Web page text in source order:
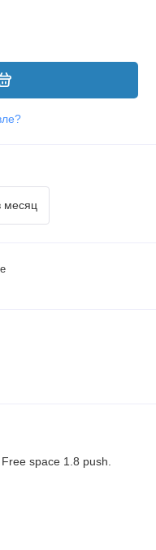
месяц
space 1.8 push.